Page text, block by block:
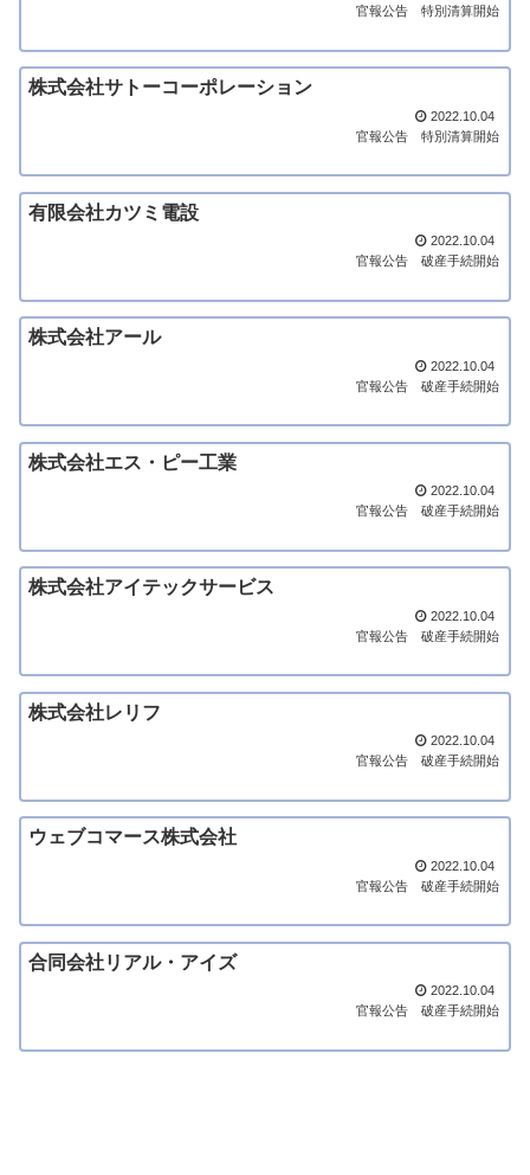
官報公告
特別清算開始
株式会社サトーコーポレーション
2022.10.04
官報公告
特別清算開始
有限会社カツミ電設
2022.10.04
官報公告
破産手続開始
株式会社アール
2022.10.04
官報公告
破産手続開始
株式会社エス・ピー工業
2022.10.04
官報公告
破産手続開始
株式会社アイテックサービス
2022.10.04
官報公告
破産手続開始
株式会社レリフ
2022.10.04
官報公告
破産手続開始
ウェブコマース株式会社
2022.10.04
官報公告
破産手続開始
合同会社リアル・アイズ
2022.10.04
官報公告
破産手続開始